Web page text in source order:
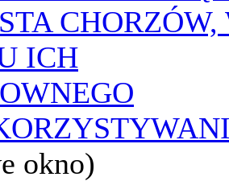
CHORZÓW,
ICH
okno)